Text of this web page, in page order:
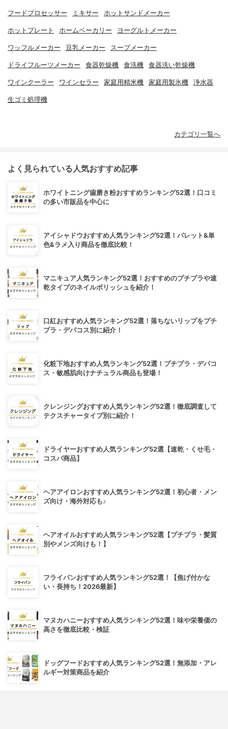
フードプロセッサー ミキサー ホットサンドメーカー
ホットプレート ホームベーカリー ヨーグルトメーカー
ワッフルメーカー 豆乳メーカー スープメーカー
ドライフルーツメーカー 食器乾燥機 食洗機 食器洗い乾燥機
ワインクーラー ワインセラー 家庭用精米機 家庭用製氷機 浄水器
生ゴミ処理機
カテゴリ一覧へ
よく見られている人気おすすめ記事
ホワイトニング歯磨き粉おすすめランキング52選！口コミ
の多い市販品を中心に
アイシャドウおすすめ人気ランキング52選！パレット&単
色&ラメ入り商品を徹底比較！
マニキュア人気ランキング52選！おすすめのプチプラや速
乾タイプのネイルポリッシュを紹介！
口紅おすすめ人気ランキング52選！落ちないリップをプチ
プラ・デパコス別に紹介！
化粧下地おすすめ人気ランキング52選！プチプラ・デパコ
ス・敏感肌向けナチュラル商品も登場！
クレンジングおすすめ人気ランキング52選！徹底調査して
テクスチャータイプ別に紹介！
ドライヤーおすすめ人気ランキング52選【速乾・くせ毛・
コスパ商品】
ヘアアイロンおすすめ人気ランキング52選！初心者・メン
ズ向け・海外対応も♪
ヘアオイルおすすめ人気ランキング52選【プチプラ・髪質
別やメンズ向けも！】
フライパンおすすめ人気ランキング52選！【焦げ付かな
い・長持ち！2026最新】
マヌカハニーおすすめ人気ランキング52選！味や栄養価の
高さを徹底比較・検証
ドッグフードおすすめ人気ランキング52選！無添加・アレ
ルギー対策商品を紹介